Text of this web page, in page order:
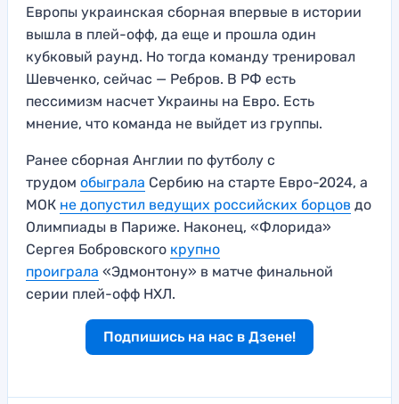
Европы украинская сборная впервые в истории
вышла в плей-офф, да еще и прошла один
кубковый раунд. Но тогда команду тренировал
Шевченко, сейчас — Ребров. В РФ есть
пессимизм насчет Украины на Евро. Есть
мнение, что команда не выйдет из группы.
Ранее сборная Англии по футболу с
трудом обыграла Сербию на старте Евро-2024, а
МОК не допустил ведущих российских борцов до
Олимпиады в Париже. Наконец, «Флорида»
Сергея Бобровского крупно
проиграла «Эдмонтону» в матче финальной
серии плей-офф НХЛ.
Подпишись на нас в Дзене!